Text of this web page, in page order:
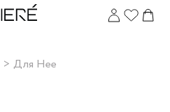
Для Нее